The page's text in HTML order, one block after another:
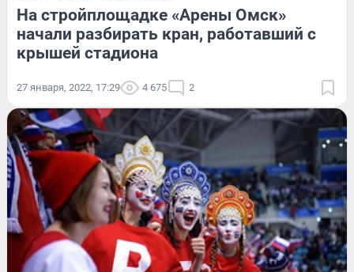
На стройплощадке «Арены Омск»
начали разбирать кран, работавший с
крышей стадиона
27 января, 2022, 17:29 4 675 2